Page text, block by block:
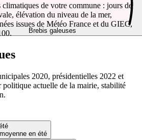
Brebis galeuses
en été
de votre commune : jours de
élévation du niveau de la mer,
issues de Météo France et du GIEC,
2020, présidentielles 2022 et
actuelle de la mairie, stabilité